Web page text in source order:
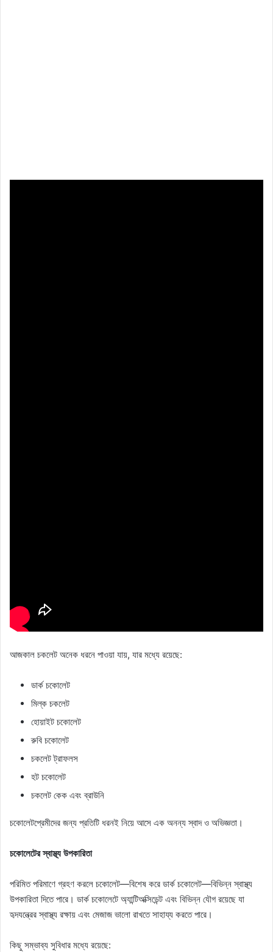
আজকাল চকলেট অনেক ধরনে পাওয়া যায়, যার মধ্যে রয়েছে:
ডার্ক চকোলেট
মিল্ক চকলেট
হোয়াইট চকোলেট
রুবি চকোলেট
চকলেট ট্রাফলস
হট চকোলেট
চকলেট কেক এবং ব্রাউনি
চকোলেটপ্রেমীদের জন্য প্রতিটি ধরনই নিয়ে আসে এক অনন্য স্বাদ ও অভিজ্ঞতা।
চকোলেটের স্বাস্থ্য উপকারিতা
পরিমিত পরিমাণে গ্রহণ করলে চকোলেট—বিশেষ করে ডার্ক চকোলেট—বিভিন্ন স্বাস্থ্য
উপকারিতা দিতে পারে। ডার্ক চকোলেটে অ্যান্টিঅক্সিডেন্ট এবং বিভিন্ন যৌগ রয়েছে যা
হৃদযন্ত্রের স্বাস্থ্য রক্ষায় এবং মেজাজ ভালো রাখতে সাহায্য করতে পারে।
কিছু সম্ভাব্য সুবিধার মধ্যে রয়েছে: